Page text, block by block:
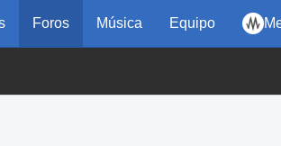
Foros Música Equipo